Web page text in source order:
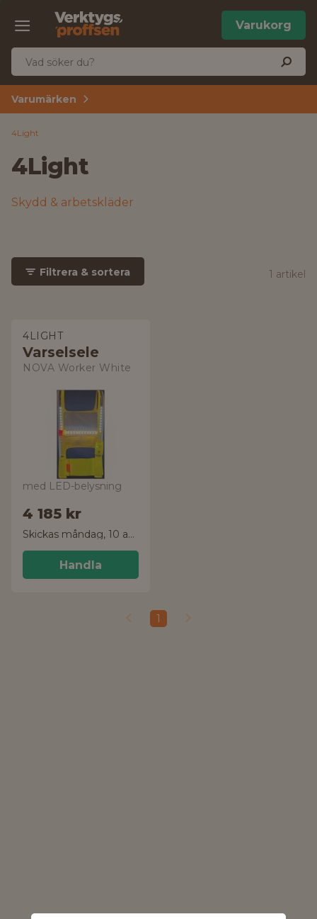
Varukorg
Varumärken
4Light
4Light
Skydd & arbetskläder
Filtrera & sortera 1 artikel
4LIGHT
Varselsele
NOVA Worker White
med LED-belysning
4 185 kr
Skickas måndag, 10 aug.
Handla
1